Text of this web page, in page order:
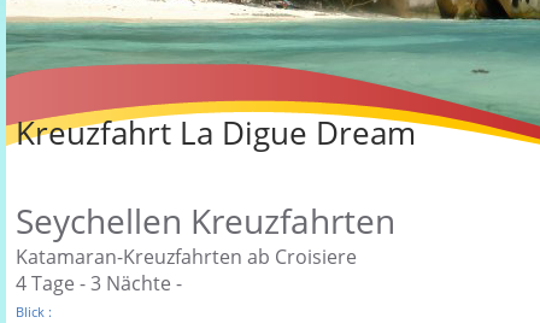
Kreuzfahrt La Digue Dream
Seychellen Kreuzfahrten
Katamaran-Kreuzfahrten ab Croisiere
4 Tage - 3 Nächte -
Blick :